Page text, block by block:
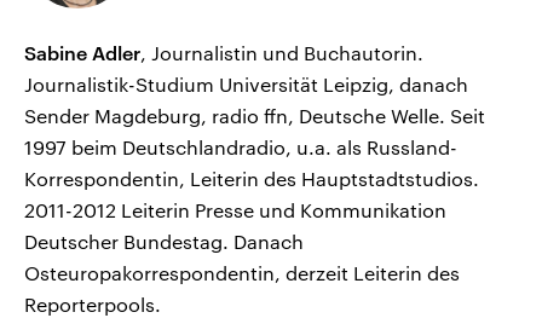
Sabine Adler, Journalistin und Buchautorin.
Journalistik-Studium Universität Leipzig, danach
Sender Magdeburg, radio ffn, Deutsche Welle. Seit
1997 beim Deutschlandradio, u.a. als Russland-
Korrespondentin, Leiterin des Hauptstadtstudios.
2011-2012 Leiterin Presse und Kommunikation
Deutscher Bundestag. Danach
Osteuropakorrespondentin, derzeit Leiterin des
Reporterpools.